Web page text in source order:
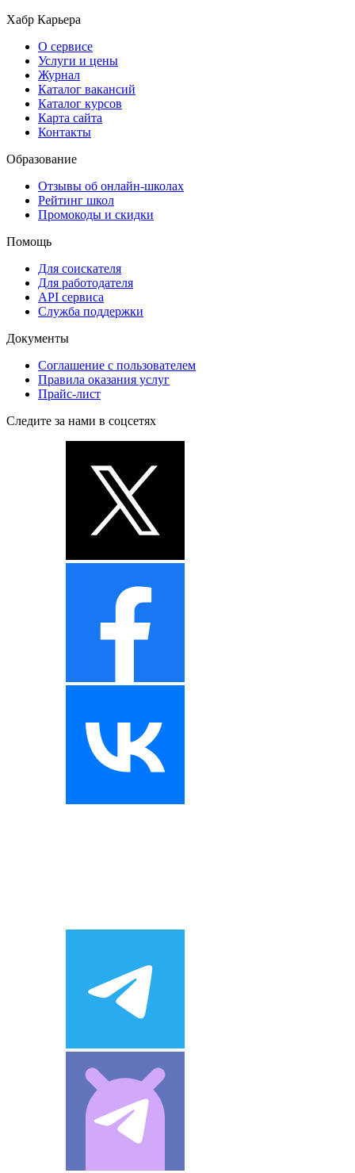
Хабр Карьера
О сервисе
Услуги и цены
Журнал
Каталог вакансий
Каталог курсов
Карта сайта
Контакты
Образование
Отзывы об онлайн-школах
Рейтинг школ
Промокоды и скидки
Помощь
Для соискателя
Для работодателя
API сервиса
Служба поддержки
Документы
Соглашение с пользователем
Правила оказания услуг
Прайс-лист
Следите за нами в соцсетях